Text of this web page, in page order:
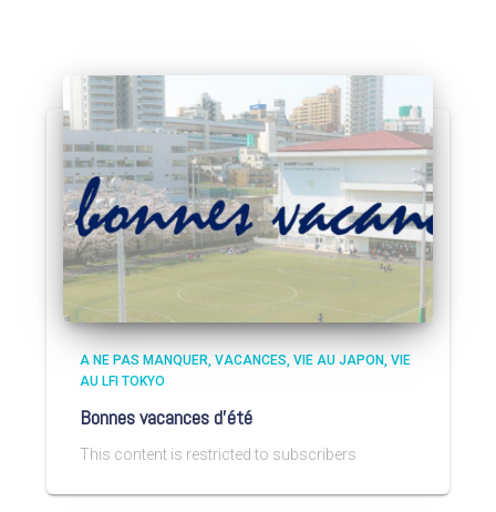
A NE PAS MANQUER VACANCES VIE AU JAPON VIE
AU LFI TOKYO
Bonnes vacances d’été
This content is restricted to subscribers